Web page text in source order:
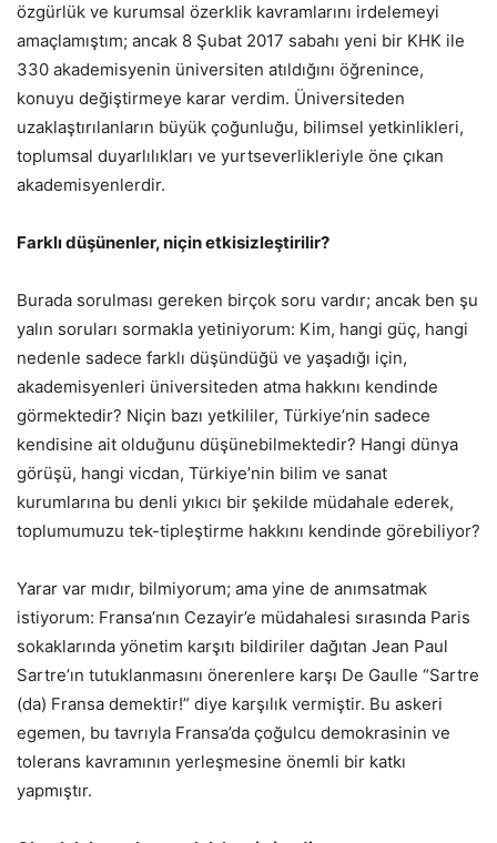
özgürlük ve kurumsal özerklik kavramlarını irdelemeyi
amaçlamıştım; ancak 8 Şubat 2017 sabahı yeni bir KHK ile
330 akademisyenin üniversiten atıldığını öğrenince,
konuyu değiştirmeye karar verdim. Üniversiteden
uzaklaştırılanların büyük çoğunluğu, bilimsel yetkinlikleri,
toplumsal duyarlılıkları ve yurtseverlikleriyle öne çıkan
akademisyenlerdir.
Farklı düşünenler, niçin etkisizleştirilir?
Burada sorulması gereken birçok soru vardır; ancak ben şu
yalın soruları sormakla yetiniyorum: Kim, hangi güç, hangi
nedenle sadece farklı düşündüğü ve yaşadığı için,
akademisyenleri üniversiteden atma hakkını kendinde
görmektedir? Niçin bazı yetkililer, Türkiye’nin sadece
kendisine ait olduğunu düşünebilmektedir? Hangi dünya
görüşü, hangi vicdan, Türkiye’nin bilim ve sanat
kurumlarına bu denli yıkıcı bir şekilde müdahale ederek,
toplumumuzu tek-tipleştirme hakkını kendinde görebiliyor?
Yarar var mıdır, bilmiyorum; ama yine de anımsatmak
istiyorum: Fransa’nın Cezayir’e müdahalesi sırasında Paris
sokaklarında yönetim karşıtı bildiriler dağıtan Jean Paul
Sartre’ın tutuklanmasını önerenlere karşı De Gaulle “Sartre
(da) Fransa demektir!” diye karşılık vermiştir. Bu askeri
egemen, bu tavrıyla Fransa’da çoğulcu demokrasinin ve
tolerans kavramının yerleşmesine önemli bir katkı
yapmıştır.